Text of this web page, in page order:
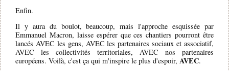
Enfin.
Il y aura du boulot, beaucoup, mais l'approche esquissée par
Emmanuel Macron, laisse espérer que ces chantiers pourront être
lancés AVEC les gens, AVEC les partenaires sociaux et associatif,
AVEC les collectivités territoriales, AVEC nos partenaires
européens. Voilà, c'est ça qui m'inspire le plus d'espoir, AVEC.